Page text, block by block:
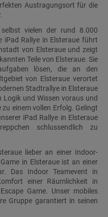
Austragungsort für die
vielen der rund 8.000
iPad Rallye in Elsteraue führt
von Elsteraue und zeigt
Teile von Elsteraue. Sie
lösen, die an den
von Elsteraue verortet
Stadtrallye in Elsteraue
und Wissen voraus und
einem vollen Erfolg. Gelingt
iPad Rallye in Elsteraue
schlussendlich zu
lieber an einer Indoor-
in Elsteraue ist an einer
Das Indoor Teamevent in
einer Räumlichkeit in
Game. Unser mobiles
Gruppe garantiert in seinen